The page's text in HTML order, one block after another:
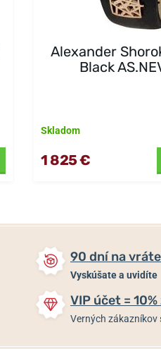
Alexander
Black
Skladom
1 825 €
90 dní na
Vyskúšate a uvidíte
VIP účet =
Verných zákazníkov